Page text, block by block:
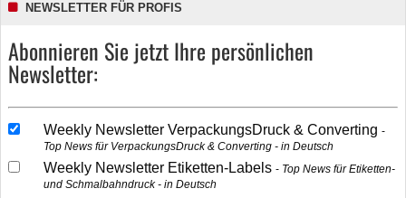
NEWSLETTER FÜR PROFIS
Abonnieren Sie jetzt Ihre persönlichen
Newsletter:
Weekly Newsletter VerpackungsDruck & Converting
Top News für VerpackungsDruck & Converting - in Deutsch
Weekly Newsletter Etiketten-Labels
Top News für Etiketten-
und Schmalbahndruck - in Deutsch